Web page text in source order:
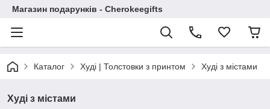
Магазин подарунків - Cherokeegifts
Каталог Худі | Толстовки з принтом Худі з містами
Худі з містами